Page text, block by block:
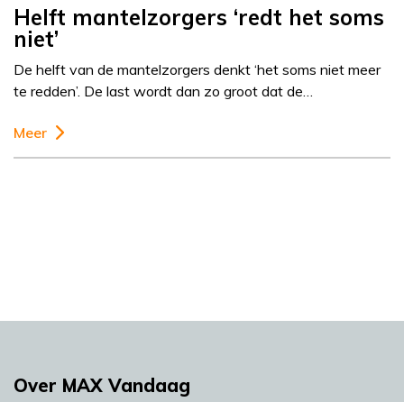
Helft mantelzorgers ‘redt het soms
niet’
De helft van de mantelzorgers denkt ‘het soms niet meer
te redden’. De last wordt dan zo groot dat de…
Meer
Over MAX Vandaag